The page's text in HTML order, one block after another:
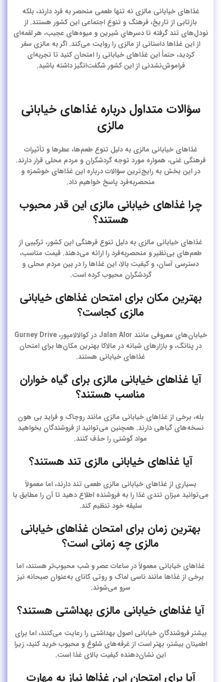
غذاهای خیابانی مالزی نه تنها طعمی منحصر به فرد دارند، بلکه
بازتابی از تاریخ، فرهنگ و تنوع اجتماعی این کشور هستند. از
نودل‌های تند گرفته تا دسرهای شیرین و میوه‌های عجیب، هر لقمه‌ای
از این غذاها داستانی از مالزی را روایت می‌کند. اگر به مالزی سفر
کردید، حتماً این غذاهای خیابانی را امتحان کنید تا تجربه‌ای
فراموش‌نشدنی از این کشور شگفت‌انگیز داشته باشید.
سؤالات متداول درباره غذاهای خیابانی
مالزی
غذاهای خیابانی مالزی به دلیل تنوع طعم‌ها، عطرها و تأثیرات
فرهنگی غنی، همواره مورد توجه گردشگران و مردم محلی قرار دارند.
در این بخش به رایج‌ترین سؤالات درباره این غذاهای خوشمزه و
منحصربه‌فرد پاسخ خواهیم داد.
چرا غذاهای خیابانی مالزی این قدر محبوب
هستند؟
غذاهای خیابانی مالزی به دلیل تنوع فرهنگی این کشور، ترکیبی از
طعم‌های بی‌نظیر و منحصربه‌فرد را ارائه می‌دهند. قیمت مناسب،
دسترسی آسان، و کیفیت بالا، این غذاها را در بین مردم محلی و
گردشگران محبوب کرده است.
بهترین مکان برای امتحان غذاهای خیابانی
مالزی کجاست؟
خیابان‌های معروفی مانند Jalan Alor در کوالالامپور، Gurney Drive
در پنانگ، و بازارهای شبانه در مالاکا بهترین مکان‌ها برای امتحان
غذاهای خیابانی هستند.
آیا غذاهای خیابانی مالزی برای گیاه خواران
مناسب هستند؟
بله، برخی از غذاهای خیابانی مالزی مانند روجاک و فراید بی هون
نسخه‌های گیاهی دارند. همچنین می‌توانید از فروشندگان بخواهید
مواد گوشتی را حذف کنند.
آیا غذاهای خیابانی مالزی تند هستند؟
بسیاری از غذاهای خیابانی مالزی طعمی تند دارند، اما معمولاً
می‌توانید میزان تندی غذا را به فروشنده اطلاع دهید تا آن را مطابق با
سلیقه خود تنظیم کند.
بهترین زمان برای امتحان غذاهای خیابانی
مالزی چه زمانی است؟
غذاهای خیابانی معمولاً در ساعات عصر و شب محبوب‌تر هستند، اما
برخی از غذاها مانند ناسی لماک و روتی کانای به‌عنوان صبحانه نیز
سرو می‌شوند.
آیا غذاهای خیابانی مالزی بهداشتی هستند؟
بیشتر فروشندگان خیابانی اصول بهداشتی را رعایت می‌کنند، اما برای
اطمینان بیشتر، بهتر است از غرفه‌های شلوغ و محبوب خرید کنید، زیرا
این نشان‌دهنده کیفیت بالای غذا است.
آیا برای امتحان این غذاها نیاز به مهارت